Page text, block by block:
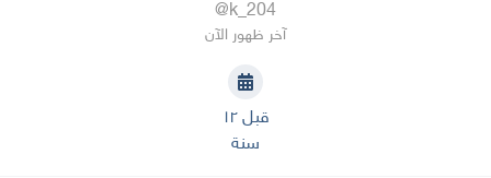
@k_204
آخر ظهور الآن
قبل ١٢
سنة